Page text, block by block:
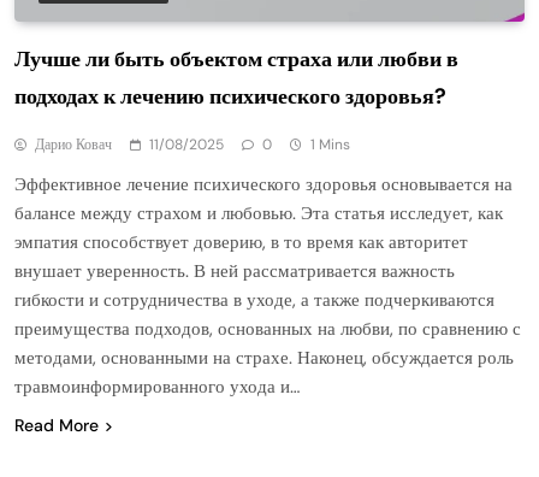
Лучше ли быть объектом страха или любви в
подходах к лечению психического здоровья?
Дарио Ковач 11/08/2025 0 1 Mins
Эффективное лечение психического здоровья основывается на
балансе между страхом и любовью. Эта статья исследует, как
эмпатия способствует доверию, в то время как авторитет
внушает уверенность. В ней рассматривается важность
гибкости и сотрудничества в уходе, а также подчеркиваются
преимущества подходов, основанных на любви, по сравнению с
методами, основанными на страхе. Наконец, обсуждается роль
травмоинформированного ухода и…
Read More